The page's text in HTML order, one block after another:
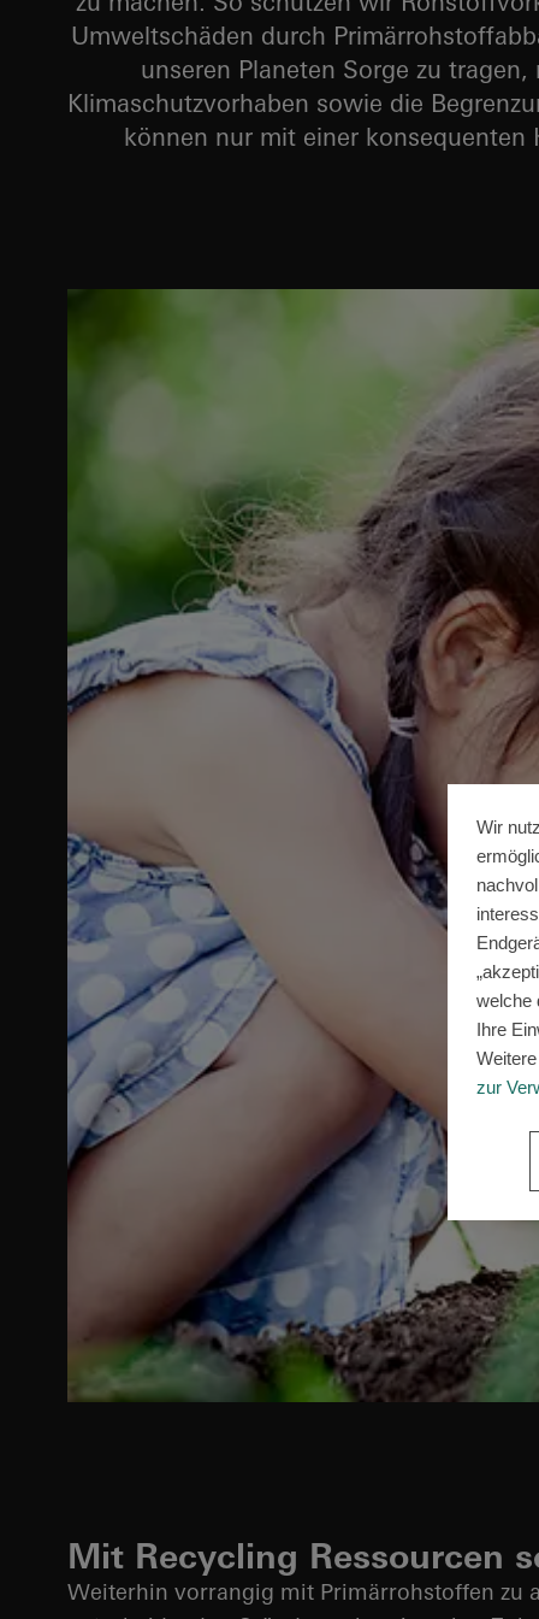
Umweltschäden durch
unseren Planeten Sorge zu
Klimaschutzvorhaben sowie die
können nur mit einer
Mit Recycling Ressourcen
Weiterhin vorrangig mit Primärrohstoffen zu
Wir
welche
Ihre
zur